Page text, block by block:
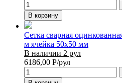
В корзину
Сетка сварная
м ячейка 50х50 мм
В наличии 2 рул
6186,00 Р/рул